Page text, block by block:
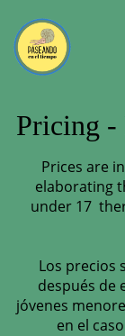
Pricing -
Prices are
elaborating
under 17
Los precios
después de
jóvenes
en el